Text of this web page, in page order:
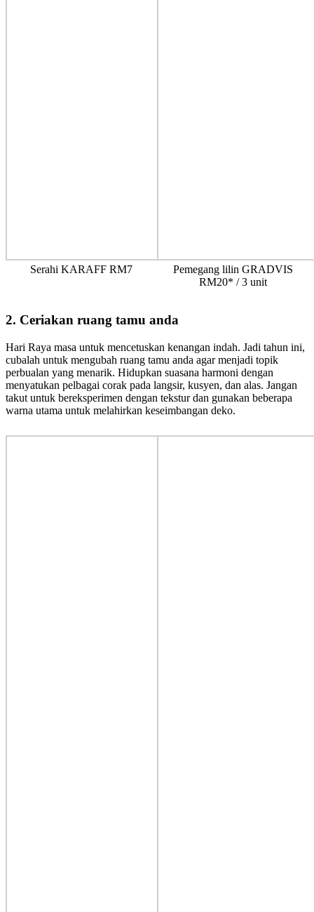
Serahi KARAFF RM7
Pemegang lilin GRADVIS
RM20* / 3 unit
2. Ceriakan ruang tamu anda
Hari Raya masa untuk mencetuskan kenangan indah. Jadi tahun ini,
cubalah untuk mengubah ruang tamu anda agar menjadi topik
perbualan yang menarik. Hidupkan suasana harmoni dengan
menyatukan pelbagai corak pada langsir, kusyen, dan alas. Jangan
takut untuk bereksperimen dengan tekstur dan gunakan beberapa
warna utama untuk melahirkan keseimbangan deko.